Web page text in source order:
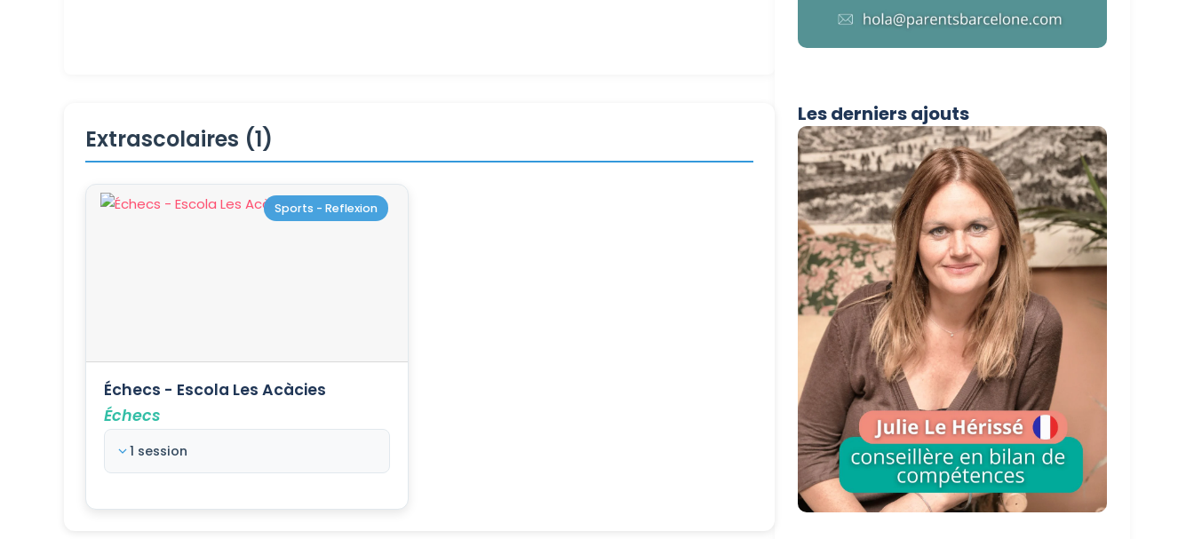
Extrascolaires (1)
Sports - Reflexion
Échecs - Escola Les Acàcies
Échecs
1 session
Les derniers ajouts